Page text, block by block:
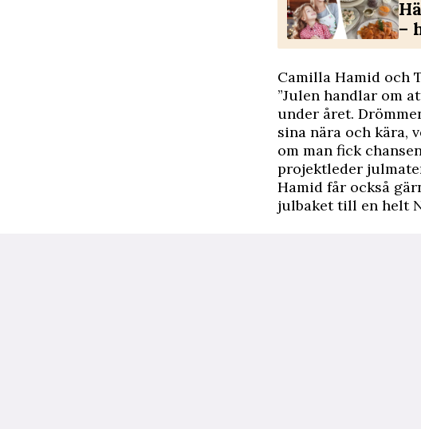
–
Camilla Hamid och
”Julen handlar om
under året.
sina nära och kära,
om man fick
projektleder
Hamid får också
julbaket till en helt